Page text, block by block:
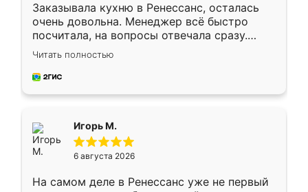
Заказывала кухню в Ренессанс, осталась
очень довольна. Менеджер всё быстро
посчитала, на вопросы отвечала сразу.
Замерщик приехал в субботу, подошёл к
делу со всей ответственностью. Собрали
за день, ребята работали аккуратно, даже
Читать полностью
Игорь М.
6 августа 2026
На самом деле в Ренессанс уже не первый